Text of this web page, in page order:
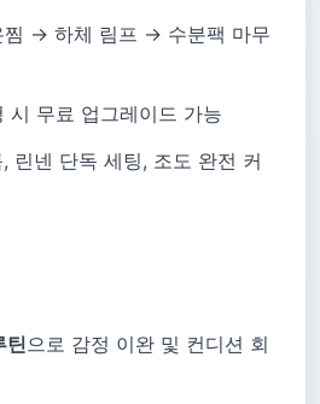
찜 → 하체 림프 → 수분팩 마무
시 무료 업그레이드 가능
린넨 단독 세팅, 조도 완전 커
틴으로 감정 이완 및 컨디션 회